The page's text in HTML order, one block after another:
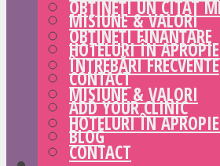
MISIUNE & VALORI
HOTELURI ÎN
CONTACT
ADD YOUR CLINIC
BLOG
OBȚINEȚI UN CITAT
OBȚINEȚI FINANȚARE
ÎNTREBĂRI FRECVENTE
MISIUNE & VALORI
HOTELURI ÎN
CONTACT